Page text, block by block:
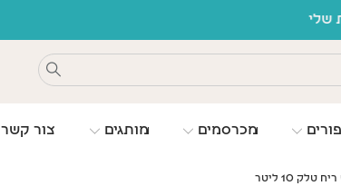
מכרסמים מותגים צור קשר
10 ליטר